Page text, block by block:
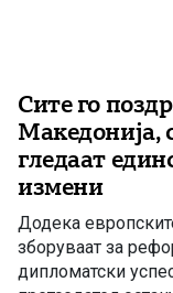
Сите го
Македонија,
гледаат
измени
Додека
зборуваат за
дипломатски